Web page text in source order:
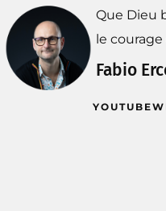
Que Dieu
le
Fabio
YOUTUBE